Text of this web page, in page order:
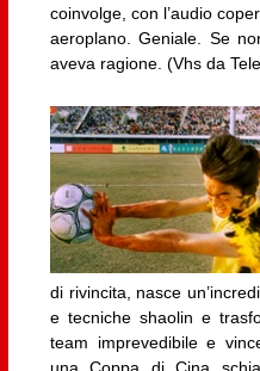
coinvolge, con l’audio
aeroplano. Geniale. Se
aveva ragione. (Vhs da
di rivincita, nasce
e tecniche shaolin e
team imprevedibile e